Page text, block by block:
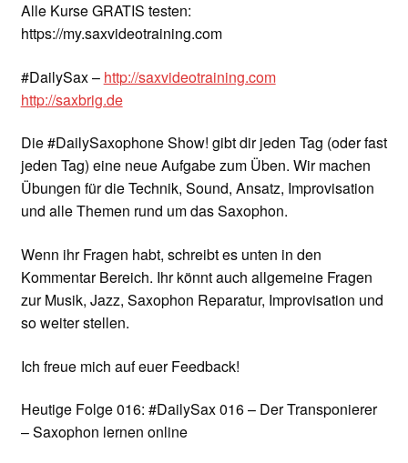
Alle Kurse GRATIS testen:
https://my.saxvideotraining.com
#DailySax – http://saxvideotraining.com
http://saxbrig.de
Die #DailySaxophone Show! gibt dir jeden Tag (oder fast
jeden Tag) eine neue Aufgabe zum Üben. Wir machen
Übungen für die Technik, Sound, Ansatz, Improvisation
und alle Themen rund um das Saxophon.
Wenn ihr Fragen habt, schreibt es unten in den
Kommentar Bereich. Ihr könnt auch allgemeine Fragen
zur Musik, Jazz, Saxophon Reparatur, Improvisation und
so weiter stellen.
Ich freue mich auf euer Feedback!
Heutige Folge 016: #DailySax 016 – Der Transponierer
– Saxophon lernen online